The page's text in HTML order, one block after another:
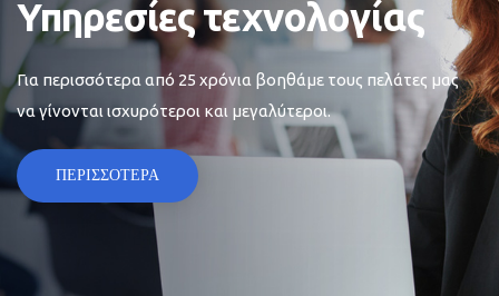
Υπηρεσίες τεχνολογίας
Για περισσότερα από 25 χρόνια βοηθάμε τους πελάτες μας
να γίνονται ισχυρότεροι και μεγαλύτεροι.
ΠΕΡΙΣΣΟΤΕΡΑ